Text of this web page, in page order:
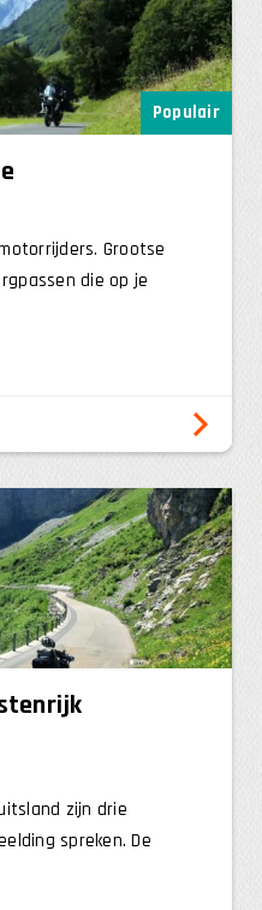
Populair
Grootse
die op je
zijn drie
spreken. De